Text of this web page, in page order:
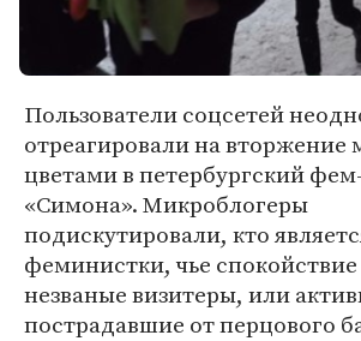
Пользователи соцсетей
отреагировали на вторжение
цветами в петербургский
«Симона». Микроблогеры
подискутировали, кто
феминистки, чье
незваные визитеры, или
пострадавшие от перцового